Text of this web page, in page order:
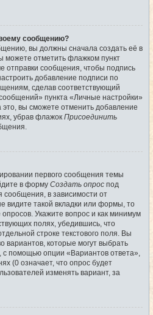
сообщению?
вы должны сначала создать её в
можете отметить флажком пункт
отправки сообщения, чтобы подпись
добавление подписи по
сделав соответствующий
пункта «Личные настройки»
вы сможете отменить добавление
убрав флажок Присоединить
первого сообщения темы
в форму Создать опрос под
в зависимости от
видите такой вкладки или формы, то
Укажите вопрос и как минимум
полях, убедившись, что
строке текстового поля. Вы
вариантов, которые могут выбрать
с помощью опции «Вариантов ответа»,
(0 означает, что опрос будет
изменять вариант, за